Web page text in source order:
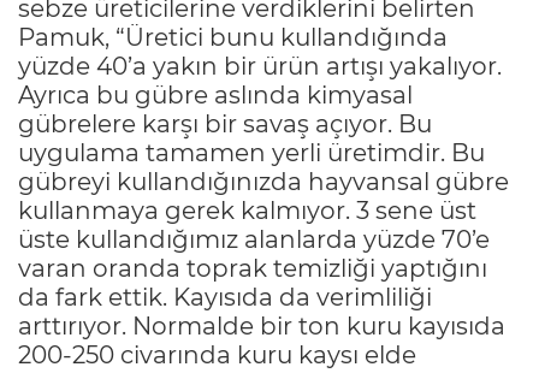
sebze üreticilerine verdiklerini belirten
Pamuk, “Üretici bunu kullandığında
yüzde 40’a yakın bir ürün artışı yakalıyor.
Ayrıca bu gübre aslında kimyasal
gübrelere karşı bir savaş açıyor. Bu
uygulama tamamen yerli üretimdir. Bu
gübreyi kullandığınızda hayvansal gübre
kullanmaya gerek kalmıyor. 3 sene üst
üste kullandığımız alanlarda yüzde 70’e
varan oranda toprak temizliği yaptığını
da fark ettik. Kayısıda da verimliliği
arttırıyor. Normalde bir ton kuru kayısıda
200-250 civarında kuru kaysı elde